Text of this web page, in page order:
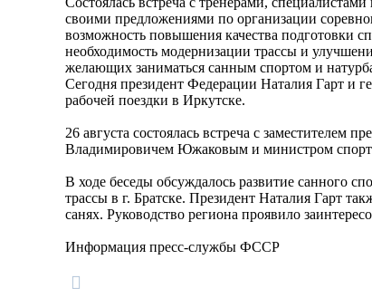
своими предложениями по организации
возможность повышения качества подготовки
необходимость модернизации трассы и
желающих заниматься санным спортом и
Сегодня президент Федерации Наталия Гарт и
рабочей поездки в Иркутске.
26 августа состоялась встреча с заместителем
Владимировичем Южаковым и министром
В ходе беседы обсуждалось развитие санного
трассы в г. Братске. Президент Наталия Гарт
санях. Руководство региона проявило
Информация пресс-службы ФССР